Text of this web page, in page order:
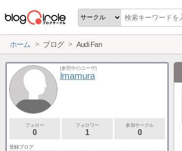
ホーム ブログ Audi Fan
[参照中のユーザ]
Imamura
フォロー
0
フォロワー
1
参加サークル
0
登録ブログ